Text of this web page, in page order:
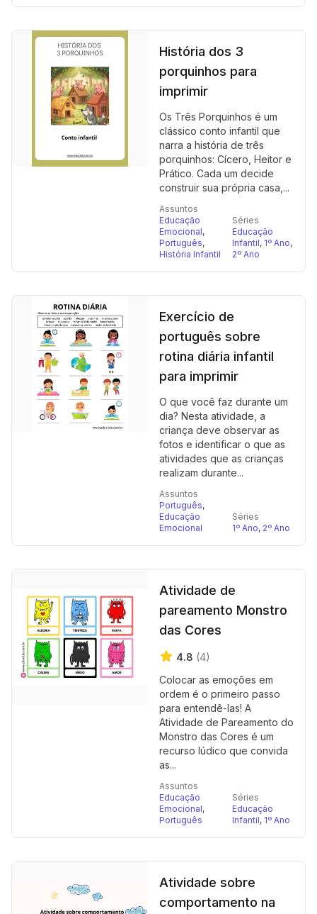
História dos 3
porquinhos para
imprimir
Os Três Porquinhos é um
clássico conto infantil que
narra a história de três
porquinhos: Cícero, Heitor e
Prático. Cada um decide
construir sua própria casa,...
Assuntos
Educação
Emocional,
Português,
História Infantil
Séries
Educação
Infantil, 1º Ano,
2º Ano
Exercício de
português sobre
rotina diária infantil
para imprimir
O que você faz durante um
dia? Nesta atividade, a
criança deve observar as
fotos e identificar o que as
atividades que as crianças
realizam durante...
Assuntos
Português,
Educação
Emocional
Séries
1º Ano, 2º Ano
Atividade de
pareamento Monstro
das Cores
4.8 (4)
Colocar as emoções em
ordem é o primeiro passo
para entendê-las! A
Atividade de Pareamento do
Monstro das Cores é um
recurso lúdico que convida
as...
Assuntos
Educação
Emocional,
Português
Séries
Educação
Infantil, 1º Ano
Atividade sobre
comportamento na